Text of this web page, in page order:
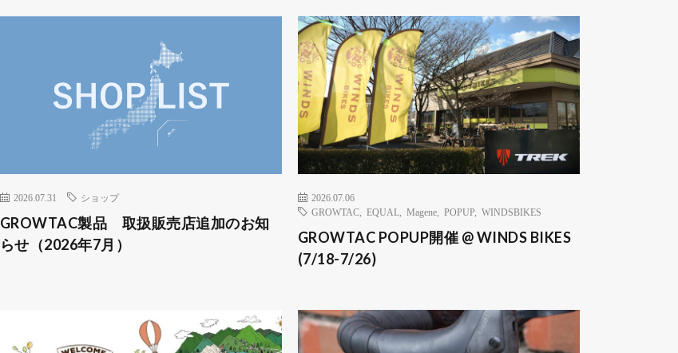
2026.07.31 ショップ
GROWTAC製品 取扱販売店追加のお知
らせ（2026年7月）
2026.07.06
GROWTAC, EQUAL Magene, POPUP, WINDSBIKES
GROWTAC POPUP開催 @ WINDS BIKES
(7/18-7/26)